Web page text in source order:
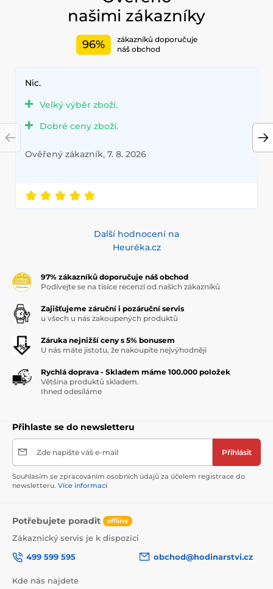
našimi zákazníky
96%
zákazníků doporučuje
náš obchod
Nic.
Velký výběr zboží.
Dobré ceny zboží.
Ověřený zákazník, 7. 8. 2026
Další hodnocení na
Heuréka.cz
97% zákazníků doporučuje náš obchod
Podívejte se na tisíce recenzí od našich zákazníků
Zajišťujeme záruční i pozáruční servis
u všech u nás zakoupených produktů
Záruka nejnižší ceny s 5% bonusem
U nás máte jistotu, že nakoupíte nejvýhodněji
Rychlá doprava - Skladem máme 100.000 položek
Většina produktů skladem.
Ihned odesíláme
Přihlaste se do newsletteru
Zde napište váš e-mail Přihlásit
Souhlasím se zpracováním osobních údajů za účelem registrace do
newsletteru. Více informací
Potřebujete poradit offline
Zákaznický servis je k dispozici
499 599 595
obchod@hodinarstvi.cz
Kde nás najdete